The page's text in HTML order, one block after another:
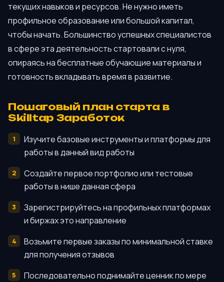
текущих навыков и ресурсов. Не нужно иметь
профильное образование или большой капитал,
чтобы начать. Большинство успешных специалистов
в сфере эта деятельность стартовали с нуля,
опираясь на бесплатные обучающие материалы и
готовность вкладывать время в развитие.
Пошаговый план старта в
Skilltap Заработок
Изучите базовые инструменты и платформы для
работы в данный вид работы
Создайте первое портфолио или тестовые
работы в нише данная сфера
Зарегистрируйтесь на профильных платформах
и биржах это направление
Возьмите первые заказы по минимальной ставке
для получения отзывов
Последовательно поднимайте ценник по мере